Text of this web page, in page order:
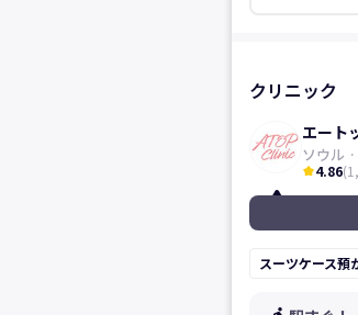
クリニック
エート
ソウル ·
kid_star4.86(
スーツケース預